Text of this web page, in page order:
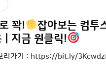
꽉!
잡아보는 컴투
| 지금 원클릭!
보러가기 : https://bit.ly/